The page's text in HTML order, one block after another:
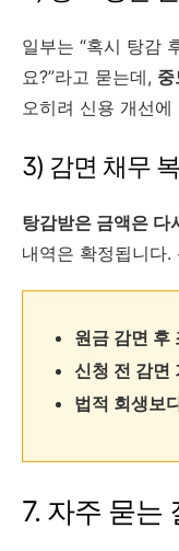
일부는 “혹시 탕감
요?”라고 묻는데,
오히려 신용 개선에
3) 감면 채무
탕감받은 금액은 다
내역은 확정됩니다
원금 감면 후
신청 전 감면
법적 회생보
7. 자주 묻는